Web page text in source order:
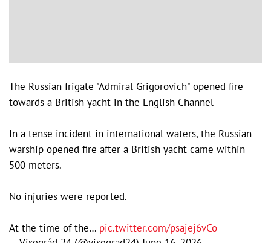
The Russian frigate "Admiral Grigorovich" opened fire
towards a British yacht in the English Channel
In a tense incident in international waters, the Russian
warship opened fire after a British yacht came within
500 meters.
No injuries were reported.
At the time of the… pic.twitter.com/psajej6vCo